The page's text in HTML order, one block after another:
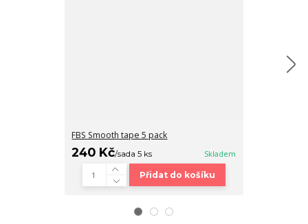
FBS Smooth tape 5 pack
240 Kč/sada 5 ks Skladem
Přidat do košíku